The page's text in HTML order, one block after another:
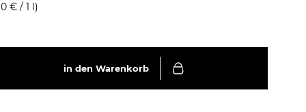
€ / 1 l)
in den Warenkorb